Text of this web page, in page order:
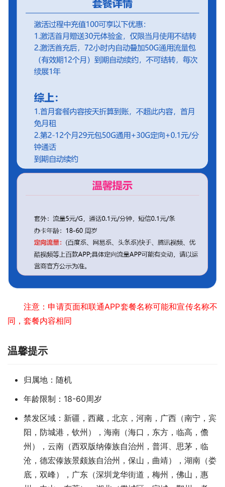
注意：申请页面和联通APP套餐名称可能和宣传名称不
同，套餐内容相同
温馨提示
归属地：随机
年龄限制：18-60周岁
禁发区域：新疆，西藏，北京，河南，广西（南宁，宾
阳，防城港，钦州），海南（海口，东方，临高，儋
州），云南（西双版纳傣族自治州，普洱、思茅，临
沧，德宏傣族景颇族自治州，保山，曲靖），湖南（娄
底，双峰），广东（深圳龙华街道，梅州，佛山，惠